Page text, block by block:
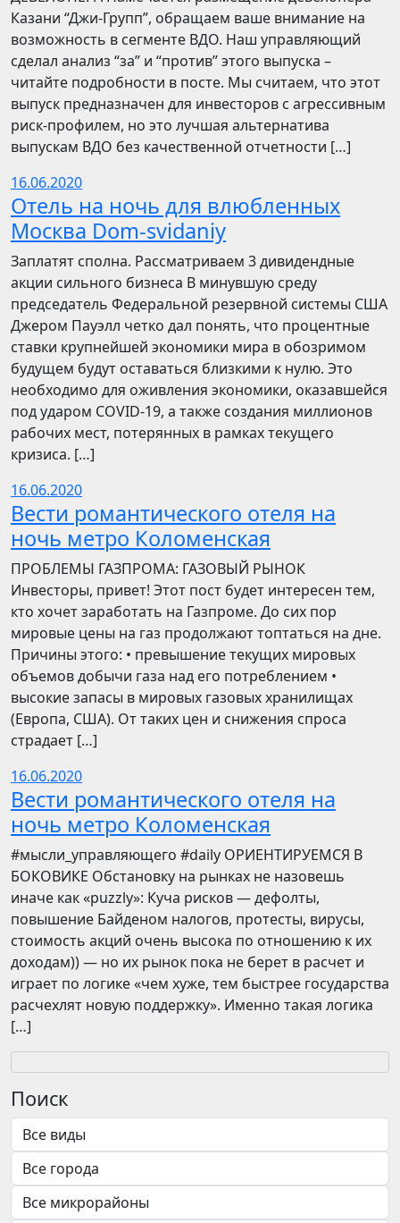
Казани “Джи-Групп”, обращаем ваше внимание на
возможность в сегменте ВДО. Наш управляющий
сделал анализ “за” и “против” этого выпуска –
читайте подробности в посте. Мы считаем, что этот
выпуск предназначен для инвесторов с агрессивным
риск-профилем, но это лучшая альтернатива
выпускам ВДО без качественной отчетности […]
16.06.2020
Отель на ночь для влюбленных
Москва Dom-svidaniy
Заплатят сполна. Рассматриваем 3 дивидендные
акции сильного бизнеса В минувшую среду
председатель Федеральной резервной системы США
Джером Пауэлл четко дал понять, что процентные
ставки крупнейшей экономики мира в обозримом
будущем будут оставаться близкими к нулю. Это
необходимо для оживления экономики, оказавшейся
под ударом COVID-19, а также создания миллионов
рабочих мест, потерянных в рамках текущего
кризиса. […]
16.06.2020
Вести романтического отеля на
ночь метро Коломенская
ПРОБЛЕМЫ ГАЗПРОМА: ГАЗОВЫЙ РЫНОК
Инвесторы, привет! Этот пост будет интересен тем,
кто хочет заработать на Газпроме. До сих пор
мировые цены на газ продолжают топтаться на дне.
Причины этого: • превышение текущих мировых
объемов добычи газа над его потреблением •
высокие запасы в мировых газовых хранилищах
(Европа, США). От таких цен и снижения спроса
страдает […]
16.06.2020
Вести романтического отеля на
ночь метро Коломенская
​​#мысли_управляющего #daily ОРИЕНТИРУЕМСЯ В
БОКОВИКЕ Обстановку на рынках не назовешь
иначе как «puzzly»: Куча рисков — дефолты,
повышение Байденом налогов, протесты, вирусы,
стоимость акций очень высока по отношению к их
доходам)) — но их рынок пока не берет в расчет и
играет по логике «чем хуже, тем быстрее государства
расчехлят новую поддержку». Именно такая логика
[…]
Поиск